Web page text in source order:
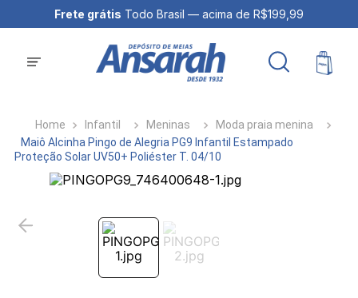
Frete grátis Todo Brasil — acima de R$199,99
Infantil Meninas
Moda praia menina
Maiô Alcinha Pingo de Alegria PG9 Infantil Estampado
Proteção Solar UV50+ Poliéster T. 04/10